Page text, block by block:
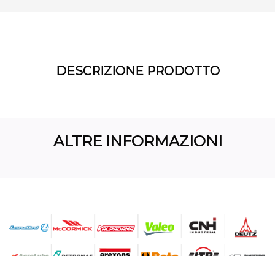
DESCRIZIONE PRODOTTO
ALTRE INFORMAZIONI